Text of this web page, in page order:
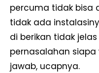
percuma tidak bisa
tidak ada
di berikan tidak
pernasalahan
jawab, ucapnya.